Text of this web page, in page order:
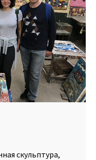
скульптура,